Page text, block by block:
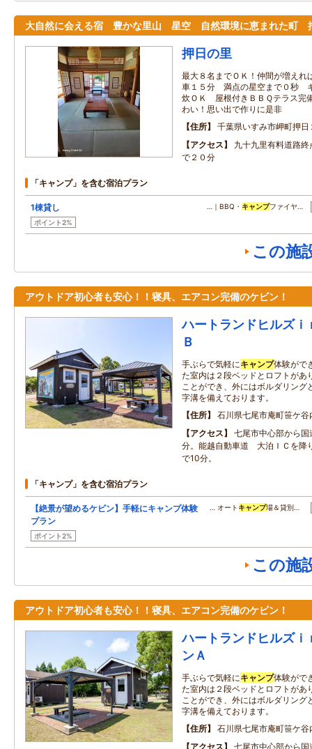
大自然に会える宿 豊かな里山 星空 自然環境に恵まれた町
押日の里
最大８名までＯＫ！仲間が増えれ
車１５分 満点の星空まで０秒
炊ＯＫ 屋根付きＢＢＱテラス完
わい！思い出で作りに是非
住所
千葉県いすみ市岬町押日
アクセス
九十九里有料道路
で２０分
「キャンプ」を含む宿泊プラン
1棟貸し
ポイント2%
…｜BBQ・ キャンプファイヤ…
この施
アウトドア初心者も安心！！寝具、エアコン完備のケビン！
ハートランドヒルズｉ
Ｂ
手ぶらで気軽にキャンプ体験がで
た室内は２段ベッドとロフトがあ
ことができ、外にはボルダリング
字溝を備えております。
住所
石川県七尾市庵町笹ケ谷
アクセス
七尾市中心部から
分。能越自動車道 大泊ＩＣを降
で10分。
「キャンプ」を含む宿泊プラン
【絶景が望めるケビン】手軽にキャンプ体験
プラン
ポイント2%
… オート キャンプ場＆貸別…
この施
アウトドア初心者も安心！！寝具、エアコン完備のケビン！
ハートランドヒルズ
ンＡ
手ぶらで気軽にキャンプ体験がで
た室内は２段ベッドとロフトがあ
ことができ、外にはボルダリング
字溝を備えております。
住所
石川県七尾市庵町笹ケ谷
アクセス
七尾市中心部から